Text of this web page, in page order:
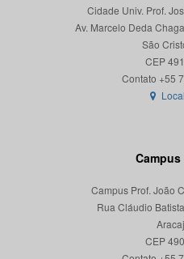
Cidade Univ. Prof.
Av. Marcelo Deda
São
CEP
Campus Prof. João
Rua Cláudio
CEP